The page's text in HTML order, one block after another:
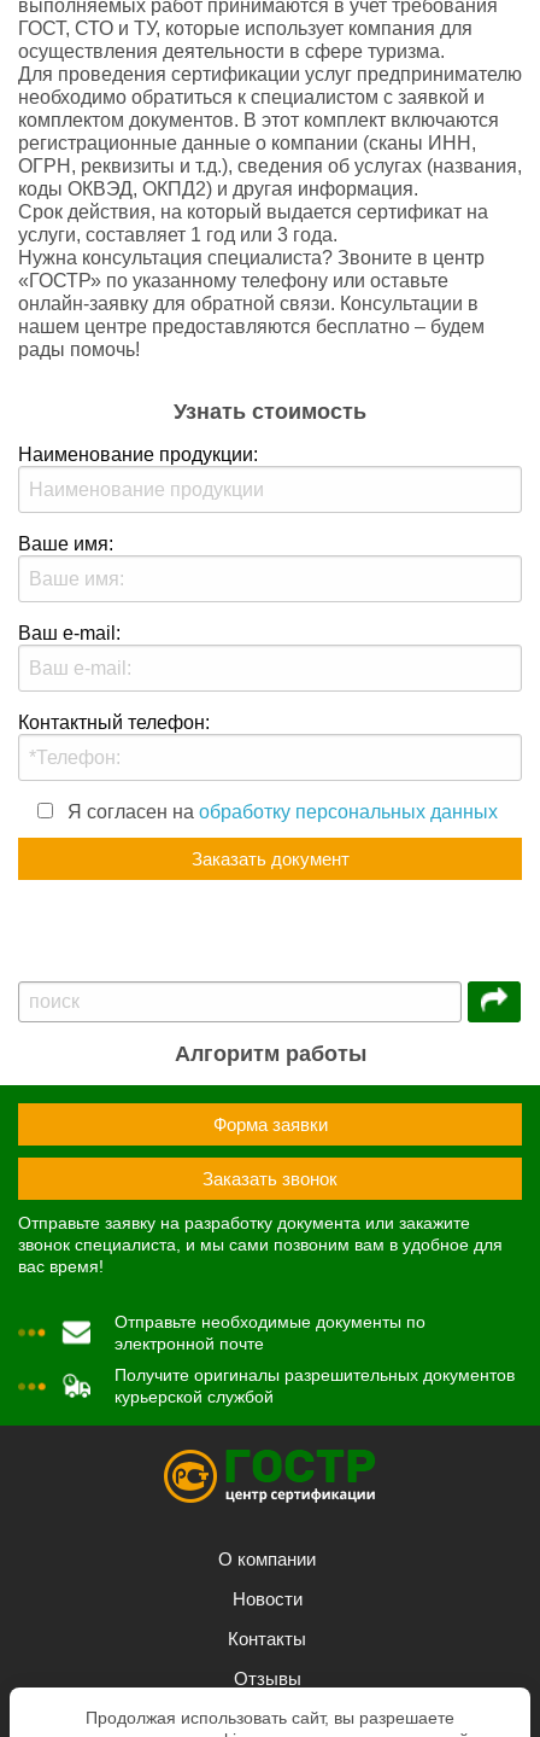
выполняемых работ принимаются в учет требования
ГОСТ, СТО и ТУ, которые использует компания для
осуществления деятельности в сфере туризма.
Для проведения сертификации услуг предпринимателю
необходимо обратиться к специалистом с заявкой и
комплектом документов. В этот комплект включаются
регистрационные данные о компании (сканы ИНН,
ОГРН, реквизиты и т.д.), сведения об услугах (названия,
коды ОКВЭД, ОКПД2) и другая информация.
Срок действия, на который выдается сертификат на
услуги, составляет 1 год или 3 года.
Нужна консультация специалиста? Звоните в центр
«ГОСТР» по указанному телефону или оставьте
онлайн-заявку для обратной связи. Консультации в
нашем центре предоставляются бесплатно – будем
рады помочь!
Узнать стоимость
Наименование продукции:
Ваше имя:
Ваш e-mail:
Контактный телефон:
Я согласен на обработку персональных данных
Алгоритм работы
Форма заявки
Заказать звонок
Отправьте заявку на разработку документа или закажите
звонок специалиста, и мы сами позвоним вам в удобное для
вас время!
Отправьте необходимые документы по
электронной почте
Получите оригиналы разрешительных документов
курьерской службой
О компании
Новости
Контакты
Отзывы
Задать вопрос
Продолжая использовать сайт, вы разрешаете